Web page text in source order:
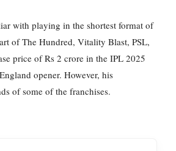
with playing in the shortest format of
of The Hundred, Vitality Blast, PSL,
price of Rs 2 crore in the IPL 2025
opener. However, his
of some of the franchises.